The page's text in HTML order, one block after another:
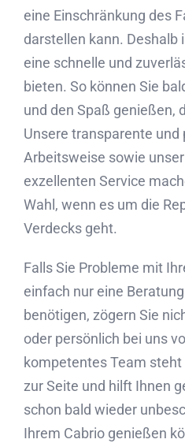
eine Einschränkung des
darstellen kann. Deshalb
eine schnelle und
bieten. So können Sie
und den Spaß genießen,
Unsere transparente und
Arbeitsweise sowie
exzellenten Service
Wahl, wenn es um die
Verdecks geht.
Falls Sie Probleme mit
einfach nur eine
benötigen, zögern Sie
oder persönlich bei uns
kompetentes Team
zur Seite und hilft Ihnen
schon bald wieder
Ihrem Cabrio genießen